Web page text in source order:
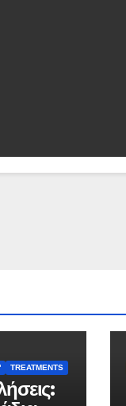
TREATMENTS